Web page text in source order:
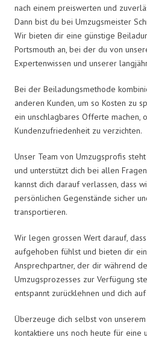
nach einem preiswerten und
Dann bist du bei Umzugsmeister
Wir bieten dir eine günstige
Portsmouth an, bei der du von
Expertenwissen und unserer
Bei der Beiladungsmethode
anderen Kunden, um so Kosten zu
ein unschlagbares Offerte machen,
Kundenzufriedenheit zu verzichten.
Unser Team von Umzugsprofis
und unterstützt dich bei allen
kannst dich darauf verlassen, dass
persönlichen Gegenstände sicher
transportieren.
Wir legen grossen Wert darauf,
aufgehoben fühlst und bieten dir
Ansprechpartner, der dir während
Umzugsprozesses zur Verfügung
entspannt zurücklehnen und dich
Überzeuge dich selbst von
kontaktiere uns noch heute für eine